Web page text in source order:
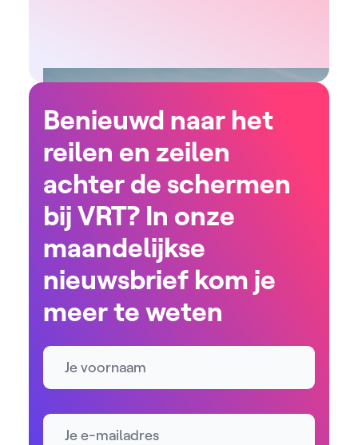
Benieuwd naar het
reilen en zeilen
achter de schermen
bij VRT? In onze
maandelijkse
nieuwsbrief kom je
meer te weten
Naam
E-mailadres *